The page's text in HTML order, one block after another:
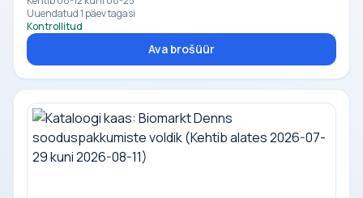
Uuendatud 1 päev tagasi
Kontrollitud
Ava brošüür